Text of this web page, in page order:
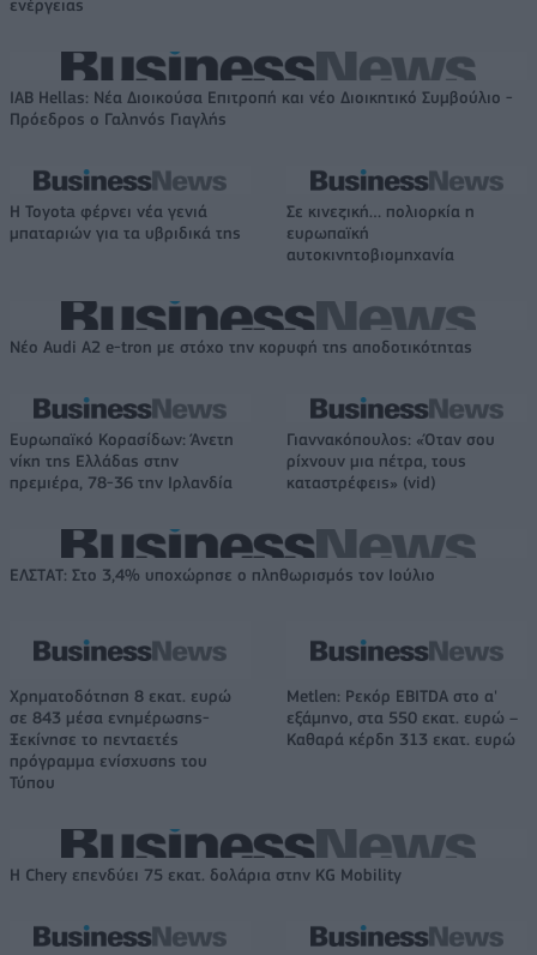
ενέργειας
IAB Hellas: Νέα Διοικούσα Επιτροπή και νέο Διοικητικό Συμβούλιο -
Πρόεδρος ο Γαληνός Γιαγλής
Η Toyota φέρνει νέα γενιά
μπαταριών για τα υβριδικά της
Σε κινεζική… πολιορκία η
ευρωπαϊκή
αυτοκινητοβιομηχανία
Νέο Audi A2 e-tron με στόχο την κορυφή της αποδοτικότητας
Ευρωπαϊκό Κορασίδων: Άνετη
νίκη της Ελλάδας στην
πρεμιέρα, 78-36 την Ιρλανδία
Γιαννακόπουλος: «Όταν σου
ρίχνουν μια πέτρα, τους
καταστρέφεις» (vid)
ΕΛΣΤΑΤ: Στο 3,4% υποχώρησε ο πληθωρισμός τον Ιούλιο
Χρηματοδότηση 8 εκατ. ευρώ
σε 843 μέσα ενημέρωσης-
Ξεκίνησε το πενταετές
πρόγραμμα ενίσχυσης του
Τύπου
Metlen: Ρεκόρ EBITDA στο α'
εξάμηνο, στα 550 εκατ. ευρώ –
Καθαρά κέρδη 313 εκατ. ευρώ
Η Chery επενδύει 75 εκατ. δολάρια στην KG Mobility